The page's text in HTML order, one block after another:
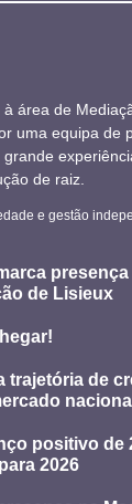
área de
uma equipa de
de raiz.
e gestão
de Lisieux
trajetória de
nacional
positivo de
2026